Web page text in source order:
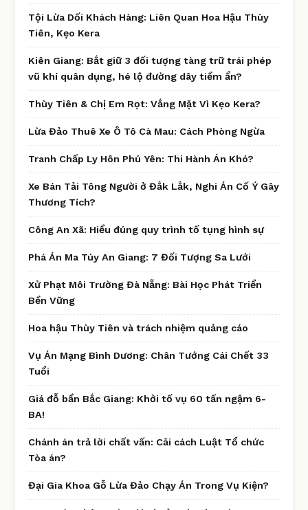
Tội Lừa Dối Khách Hàng: Liên Quan Hoa Hậu Thùy
Tiên, Kẹo Kera
Kiên Giang: Bắt giữ 3 đối tượng tàng trữ trái phép
vũ khí quân dụng, hé lộ đường dây tiềm ẩn?
Thùy Tiên & Chị Em Rọt: Vắng Mặt Vì Kẹo Kera?
Lừa Đảo Thuê Xe Ô Tô Cà Mau: Cách Phòng Ngừa
Tranh Chấp Ly Hôn Phú Yên: Thi Hành Án Khó?
Xe Bán Tải Tông Người ở Đắk Lắk, Nghi Án Cố Ý Gây
Thương Tích?
Công An Xã: Hiểu đúng quy trình tố tụng hình sự
Phá Án Ma Túy An Giang: 7 Đối Tượng Sa Lưới
Xử Phạt Môi Trường Đà Nẵng: Bài Học Phát Triển
Bền Vững
Hoa hậu Thùy Tiên và trách nhiệm quảng cáo
Vụ Án Mạng Bình Dương: Chân Tướng Cái Chết 33
Tuổi
Giá đỗ bẩn Bắc Giang: Khởi tố vụ 60 tấn ngậm 6-
BA!
Chánh án trả lời chất vấn: Cải cách Luật Tổ chức
Tòa án?
Đại Gia Khoa Gỗ Lừa Đảo Chạy Án Trong Vụ Kiện?